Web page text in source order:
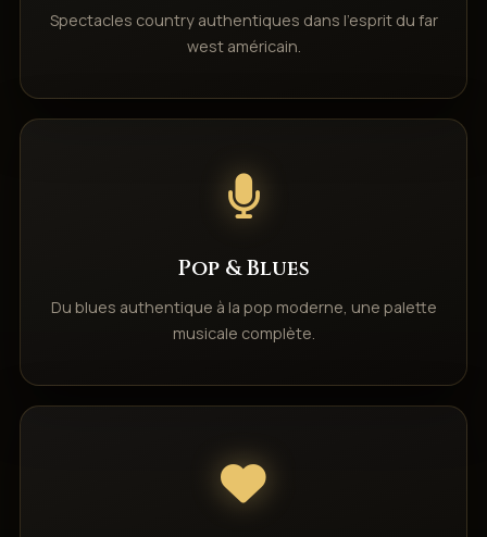
Spectacles country authentiques dans l'esprit du far
west américain.
Pop & Blues
Du blues authentique à la pop moderne, une palette
musicale complète.